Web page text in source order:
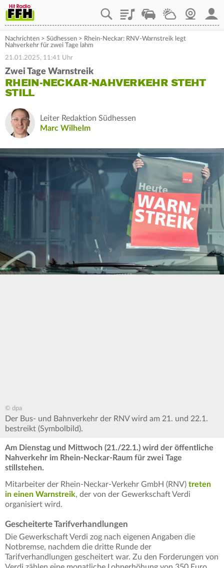
PlaylistStaupilotWetterWebcam
Nachrichten > Südhessen > Rhein-Neckar: RNV-Warnstreik legt
Nahverkehr für zwei Tage lahm
21.01.2025, 11:41 Uhr
Zwei Tage Warnstreik
RHEIN-NECKAR-NAHVERKEHR STEHT
STILL
Leiter Redaktion Südhessen
Marc Wilhelm
© dpa
Der Bus- und Bahnverkehr der RNV wird am 21. und 22.1.
bestreikt (Symbolbild).
Am Dienstag und Mittwoch (21./22.1.) wird der öffentliche
Nahverkehr im Rhein-Neckar-Raum für zwei Tage
stillstehen.
Mitarbeiter der Rhein-Neckar-Verkehr GmbH (RNV) treten
in einen Warnstreik, der von der Gewerkschaft Verdi
organisiert wird.
Gescheiterte Tarifverhandlungen
Die Gewerkschaft Verdi zog nach eigenen Angaben die
Notbremse, nachdem die dritte Runde der
Tarifverhandlungen gescheitert war. Zu den Forderungen von